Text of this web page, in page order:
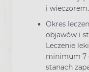
i wieczorem.
Okres
objawów i
Leczenie
minimum 7
stanach